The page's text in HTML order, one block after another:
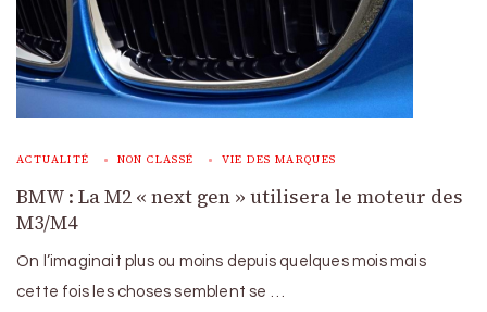
ACTUALITÉ NON CLASSÉ VIE DES MARQUES
BMW : La M2 « next gen » utilisera le moteur des
M3/M4
On l’imaginait plus ou moins depuis quelques mois mais
cette fois les choses semblent se …